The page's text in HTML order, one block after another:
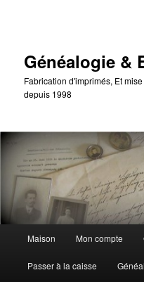
Généalogie &
Fabrication d'imprimés, Et
depuis 1998
Maison Mon compte
Passer à la caisse